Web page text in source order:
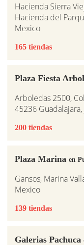
Hacienda Sierra
Hacienda del
Mexico
165 tiendas
Plaza Fiesta
Arboledas 2500,
45236 Guadalajara,
200 tiendas
Plaza Marina en
Gansos, Marina
Mexico
139 tiendas
Galerias Pachuca